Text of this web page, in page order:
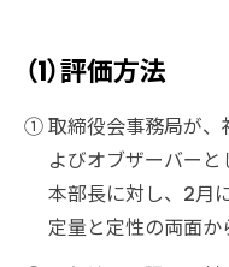
（1）評価方法
①取締役会事務局が、社外を含む取締役・監査役全員お
よびオブザーバー
本部長に対し、2月
定量と定性の両面か